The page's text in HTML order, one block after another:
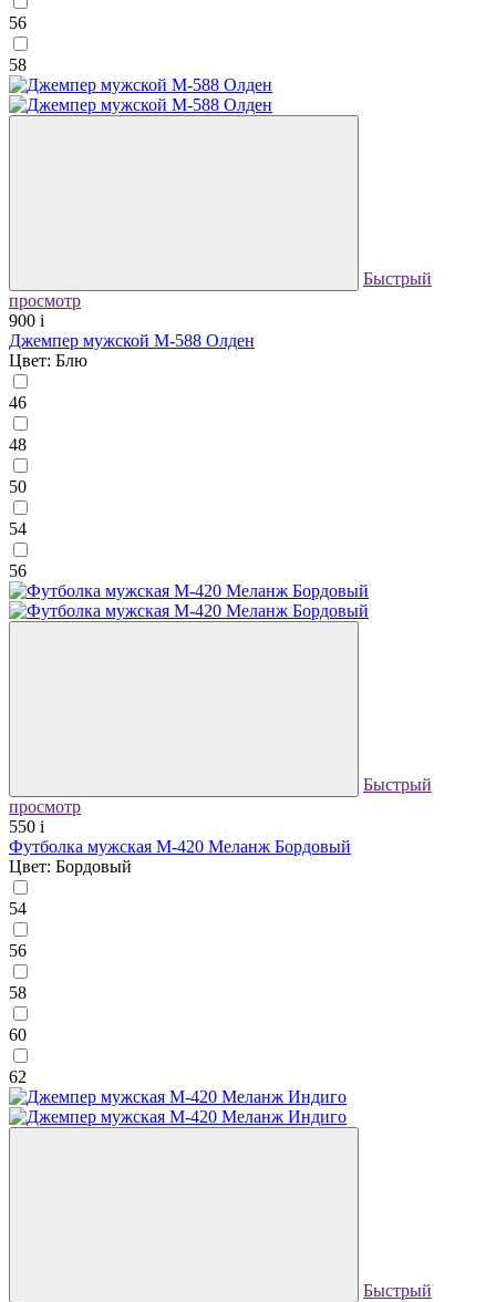
56
58
Быстрый
просмотр
900 i
Джемпер мужской М-588 Олден
Цвет: Блю
46
48
50
54
56
Быстрый
просмотр
550 i
Футболка мужская М-420 Меланж Бордовый
Цвет: Бордовый
54
56
58
60
62
Быстрый